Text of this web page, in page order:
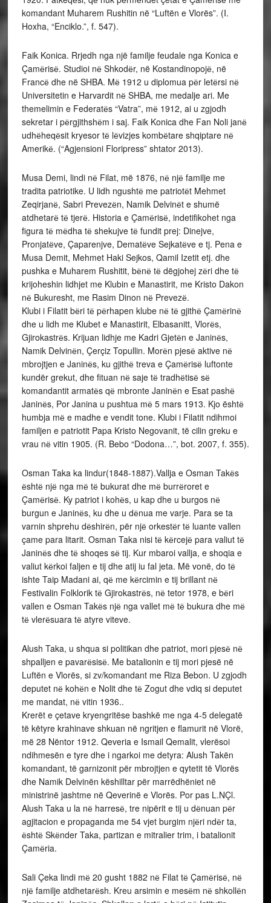
komandant Muharem Rushitin në “Luftën e Vlorës”. (I.
Hoxha, “Enciklo.”, f. 547).
Faik Konica. Rrjedh nga një familje feudale nga Konica e
Çamёrisё. Studioi nё Shkodёr, në Kostandinopojё, në
Francё dhe në SHBA. Mё 1912 u diplomua pёr letёrsi nё
Universitetin e Harvardit nё SHBA, me medalje ari. Me
themelimin e Federatёs “Vatra”, mё 1912, ai u zgjodh
sekretar i pёrgjithshёm i saj. Faik Konica dhe Fan Noli janё
udhёheqёsit kryesor tё lёvizjes kombёtare shqiptare nё
Amerikё. (“Agjensioni Floripress” shtator 2013).
Musa Demi, lindi nё Filat, më 1876, nё njё familje me
tradita patriotike. U lidh ngushtё me patriotёt Mehmet
Zeqirjanё, Sabri Prevezёn, Namik Delvinёt e shumë
atdhetarё tё tjerё. Historia e Çamёrisё, indetifikohet nga
figura tё mёdha tё shekujve tё fundit prej: Dinejve,
Pronjatёve, Çaparenjve, Dematёve Sejkatёve e tj. Pena e
Musa Demit, Mehmet Haki Sejkos, Qamil Izetit etj. dhe
pushka e Muharem Rushitit, bёnё tё dëgjohej zёri dhe tё
krijoheshin lidhjet me Klubin e Manastirit, me Kristo Dakon
nё Bukuresht, me Rasim Dinon nё Prevezё.
Klubi i Filatit bёri tё pёrhapen klube nё tё gjithё Çamёrinё
dhe u lidh me Klubet e Manastirit, Elbasanitt, Vlorёs,
Gjirokastrёs. Krijuan lidhje me Kadri Gjetёn e Janinёs,
Namik Delvinёn, Çerçiz Topullin. Morёn pjesё aktive nё
mbrojtjen e Janinёs, ku gjithё treva e Çamёrisё luftonte
kundër grekut, dhe fituan nё saje tё tradhёtisё sё
komandantit armatёs qё mbronte Janinёn e Esat pashё
Janinёs, Por Janina u pushtua mё 5 mars 1913. Kjo ështё
humbja mё e madhe e vendit tone. Klubi i Filatit ndihmoi
familjen e patriotit Papa Kristo Negovanit, të cilin greku e
vrau nё vitin 1905. (R. Bebo “Dodona…”, bot. 2007, f. 355).
Osman Taka ka lindur(1848-1887).Vallja e Osman Takёs
ёshtё njё nga mё tё bukurat dhe mё burrёroret e
Çamёrisё. Ky patriot i kohёs, u kap dhe u burgos nё
burgun e Janinёs, ku dhe u dёnua me varje. Para se ta
varnin shprehu dёshirёn, për njё orkestёr tё luante vallen
çame para litarit. Osman Taka nisi tё kёrcejё para valiut tё
Janinёs dhe tё shoqes sё tij. Kur mbaroi vallja, e shoqia e
valiut kёrkoi faljen e tij dhe atij iu fal jeta. Më vonë, do tё
ishte Taip Madani ai, qё me kёrcimin e tij brillant nё
Festivalin Folklorik tё Gjirokastrёs, nё tetor 1978, e bёri
vallen e Osman Takёs njё nga vallet mё tё bukura dhe mё
tё vlerёsuara tё atyre viteve.
Alush Taka, u shqua si politikan dhe patriot, mori pjesё nё
shpalljen e pavarёsisё. Me batalionin e tij mori pjesë në
Luftën e Vlorës, si zv/komandant me Riza Bebon. U zgjodh
deputet nё kohёn e Nolit dhe tё Zogut dhe vdiq si deputet
me mandat, nё vitin 1936..
Krerët e çetave kryengritëse bashkë me nga 4-5 delegatë
të këtyre krahinave shkuan në ngritjen e flamurit në Vlorë,
më 28 Nëntor 1912. Qeveria e Ismail Qemalit, vlerësoi
ndihmesën e tyre dhe i ngarkoi me detyra: Alush Takën
komandant, të garnizonit për mbrojtjen e qytetit të Vlorës
dhe Namik Delvinën këshilltar për marrëdhëniet në
ministrinë jashtme në Qeverinë e Vlorës. Por pas L.NÇl.
Alush Taka u la nё harresё, tre nipërit e tij u dёnuan pёr
agjitacion e propaganda me 54 vjet burgim njёri ndёr ta,
ёshtё Skёnder Taka, partizan e mitralier trim, i batalionit
Çamёria.
Sali Çeka lindi mё 20 gusht 1882 nё Filat tё Çamёrisё, nё
njё familje atdhetarёsh. Kreu arsimin e mesёm nё shkollёn